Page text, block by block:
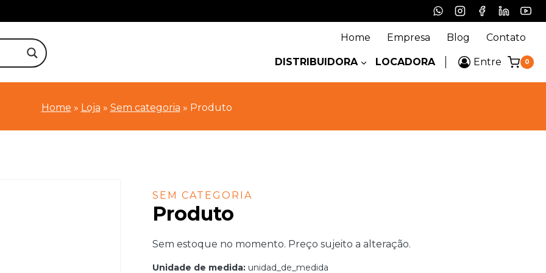
Home Empresa Blog Contato
DISTRIBUIDORA LOCADORA Entre 0
Home » Loja » Sem categoria » Produto
SEM CATEGORIA
Produto
Sem estoque no momento. Preço sujeito a alteração.
Unidade de medida:unidad_de_medida